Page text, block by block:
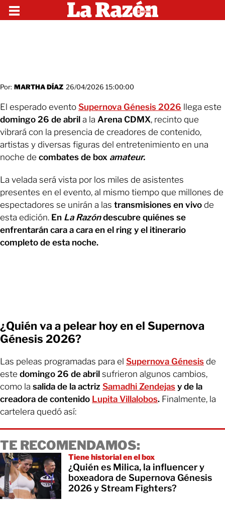
Por: MARTHA DÍAZ 26/04/2026 15:00:00
El esperado evento Supernova Génesis 2026 llega este
domingo 26 de abril a la Arena CDMX, recinto que
vibrará con la presencia de creadores de contenido,
artistas y diversas figuras del entretenimiento en una
noche de combates de box amateur.
La velada será vista por los miles de asistentes
presentes en el evento, al mismo tiempo que millones de
espectadores se unirán a las transmisiones en vivo de
esta edición. En La Razóndescubre quiénes se
enfrentarán cara a cara en el ring y el itinerario
completo de esta noche.
¿Quién va a pelear hoy en el Supernova
Génesis 2026?
Las peleas programadas para el Supernova Génesis de
este domingo 26 de abril sufrieron algunos cambios,
como la salida de la actriz Samadhi Zendejas y de la
creadora de contenido Lupita Villalobos. Finalmente, la
cartelera quedó así:
TE RECOMENDAMOS:
Tiene historial en el box
¿Quién es Milica, la influencer y
boxeadora de Supernova Génesis
2026 y Stream Fighters?